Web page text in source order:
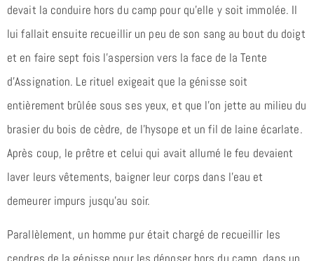
devait la conduire hors du camp pour qu’elle y soit immolée. Il
lui fallait ensuite recueillir un peu de son sang au bout du doigt
et en faire sept fois l’aspersion vers la face de la Tente
d’Assignation. Le rituel exigeait que la génisse soit
entièrement brûlée sous ses yeux, et que l’on jette au milieu du
brasier du bois de cèdre, de l’hysope et un fil de laine écarlate.
Après coup, le prêtre et celui qui avait allumé le feu devaient
laver leurs vêtements, baigner leur corps dans l’eau et
demeurer impurs jusqu’au soir.
Parallèlement, un homme pur était chargé de recueillir les